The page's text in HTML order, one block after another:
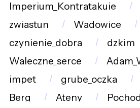
Imperium_Kontratakuje
zwiastun
Wadowice
czynienie_dobra
dzkim
Waleczne_serce
impet
grube_oczka
Berg
Ateny